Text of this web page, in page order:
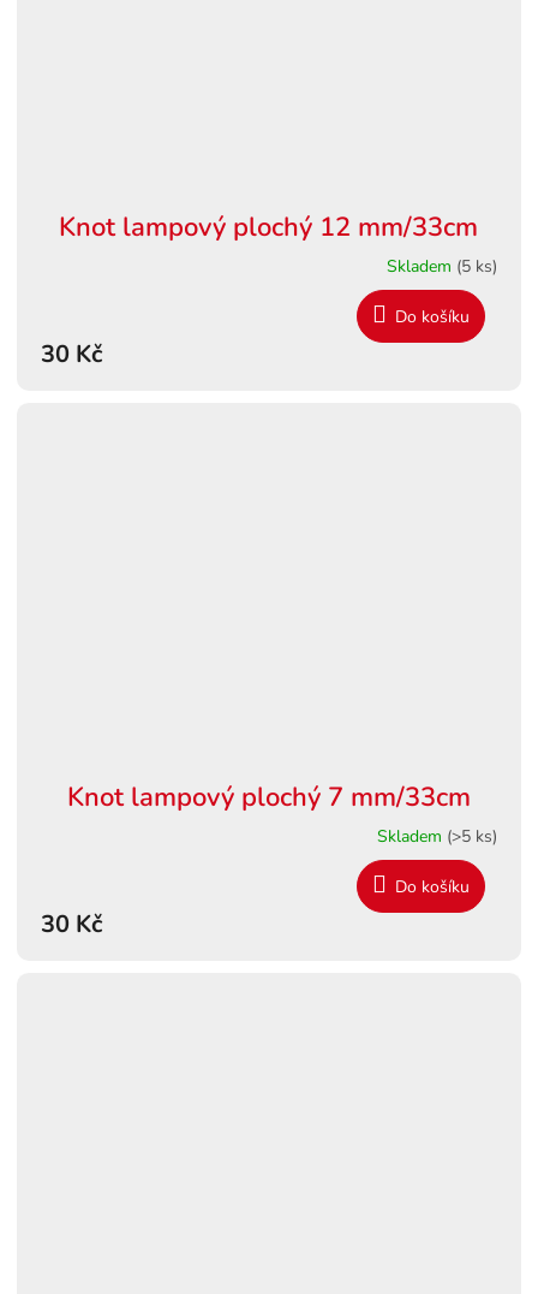
Knot lampový plochý 12 mm/33cm
Skladem (5 ks)
30 Kč
Do košíku
Knot lampový plochý 7 mm/33cm
Skladem (>5 ks)
30 Kč
Do košíku